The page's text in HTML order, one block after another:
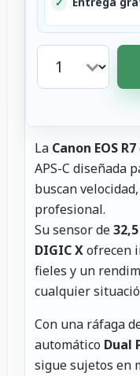
La Canon EOS R7
APS-C diseñada
buscan
profesional.
Su sensor de
DIGIC Xofrecen
fieles y un
cualquier
Con una ráfaga
automático Dual
sigue sujetos en